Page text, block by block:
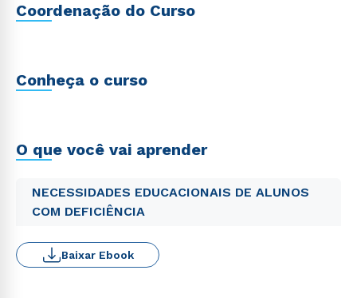
Coordenação do Curso
Conheça o curso
O que você vai aprender
NECESSIDADES EDUCACIONAIS DE ALUNOS
COM DEFICIÊNCIA
Baixar Ebook